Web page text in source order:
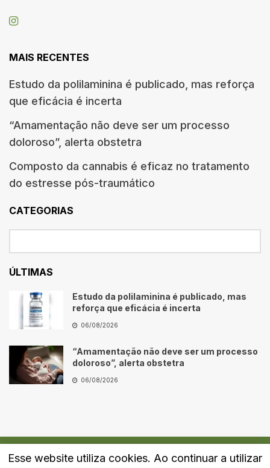
MAIS RECENTES
Estudo da polilaminina é publicado, mas reforça
que eficácia é incerta
“Amamentação não deve ser um processo
doloroso”, alerta obstetra
Composto da cannabis é eficaz no tratamento
do estresse pós-traumático
CATEGORIAS
ÚLTIMAS
Estudo da polilaminina é publicado, mas
reforça que eficácia é incerta
06/08/2026
“Amamentação não deve ser um processo
doloroso”, alerta obstetra
06/08/2026
Quem Somos Fale Conosco Política de Privacidade
Esse website utiliza cookies. Ao continuar a utilizar